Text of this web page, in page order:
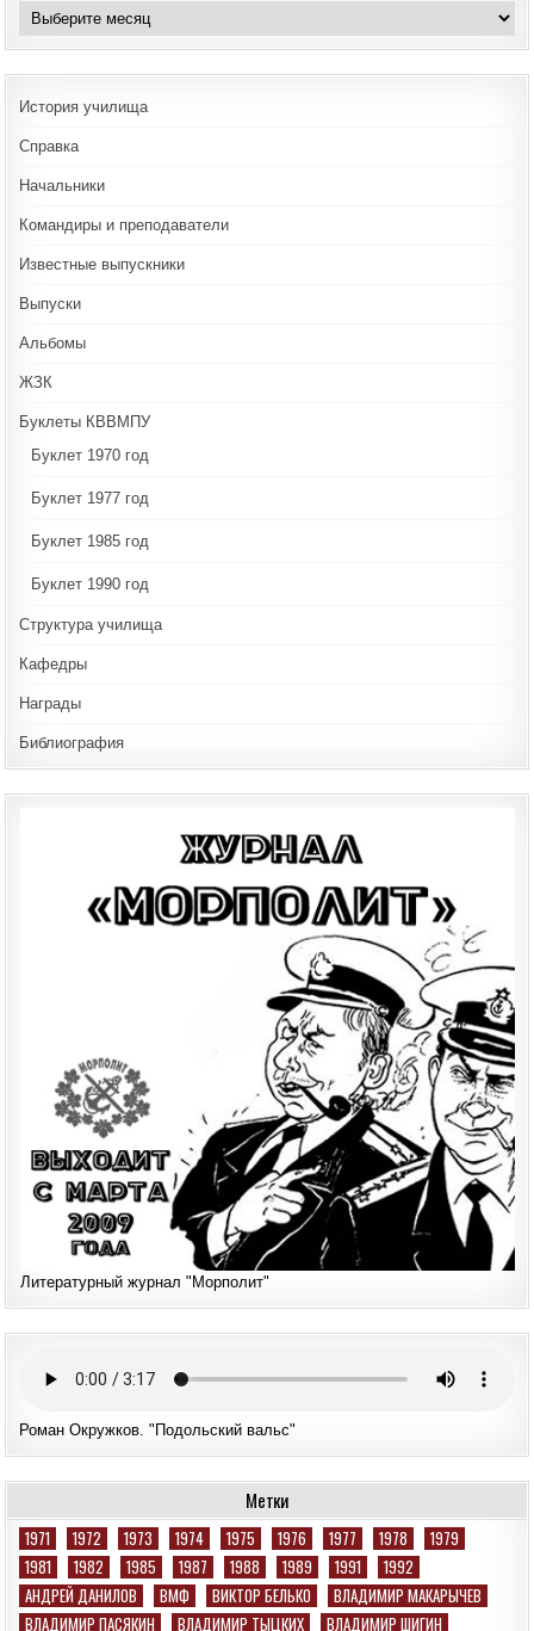
Архивы
История училища
Справка
Начальники
Командиры и преподаватели
Известные выпускники
Выпуски
Альбомы
ЖЗК
Буклеты КВВМПУ
Буклет 1970 год
Буклет 1977 год
Буклет 1985 год
Буклет 1990 год
Структура училища
Кафедры
Награды
Библиография
Литературный журнал "Морполит"
Роман Окружков. "Подольский вальс"
Метки
1971 1972 1973 1974 1975 1976 1977 1978
1979
1981
1982 1985 1987 1988 1989 1991
1992
АНДРЕЙ ДАНИЛОВ
ВМФ ВИКТОР БЕЛЬКО
ВЛАДИМИР МАКАРЫЧЕВ
ВЛАДИМИР ПАСЯКИН
ВЛАДИМИР ТЫЦКИХ ВЛАДИМИР ШИГИН